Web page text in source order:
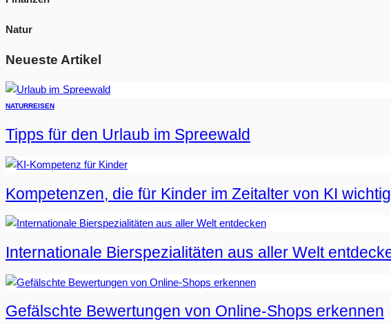
Natur
Neueste Artikel
NATURREISEN
Tipps für den Urlaub im Spreewald
Kompetenzen, die für Kinder im Zeitalter von KI
Internationale Bierspezialitäten aus aller Welt
Gefälschte Bewertungen von Online-Shops erkennen